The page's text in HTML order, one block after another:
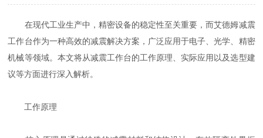
在现代工业生产中，精密设备的稳定性至关重要，而艾德姆减震
工作台作为一种高效的减震解决方案，广泛应用于电子、光学、精密
机械等领域。本文将从减震工作台的工作原理、实际应用以及选型建
议等方面进行深入解析。
工作原理